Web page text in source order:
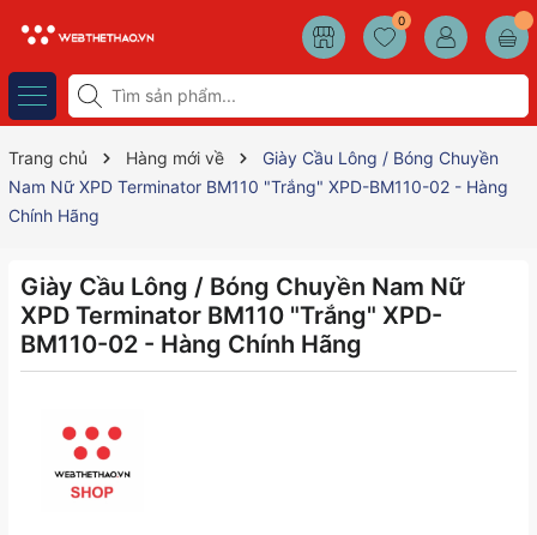
0
Trang chủ Hàng mới về
Giày Cầu Lông / Bóng Chuyền
Nam Nữ XPD Terminator BM110 "Trắng" XPD-BM110-02 - Hàng
Chính Hãng
Giày Cầu Lông / Bóng Chuyền Nam Nữ
XPD Terminator BM110 "Trắng" XPD-
BM110-02 - Hàng Chính Hãng